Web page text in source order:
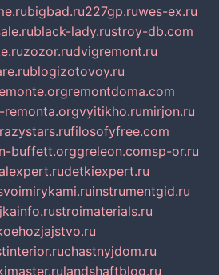
bigbad.ru227gp.ruwes-ex.ru
black-lady.rustroy-db.com
zozor.rudvigremont.ru
blogizotovoy.ru
remontdoma.com
vyitikho.rumirjon.ru
filosofyfree.com
buffett.orggreleon.comsp-or.ru
detkiexpert.ru
instrumentgid.ru
stroimaterials.ru
chastnyjdom.ru
landshaftblog.ru